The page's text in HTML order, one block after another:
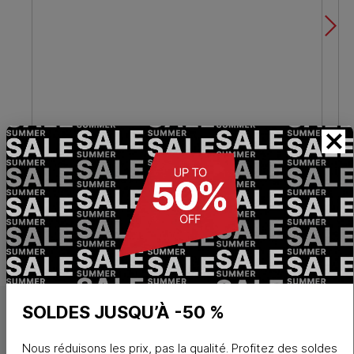
INSCRIVEZ-VOUS À LA NEWSLETTER
×
SOLDES JUSQU’À -50 %
Nous réduisons les prix, pas la qualité. Profitez des soldes